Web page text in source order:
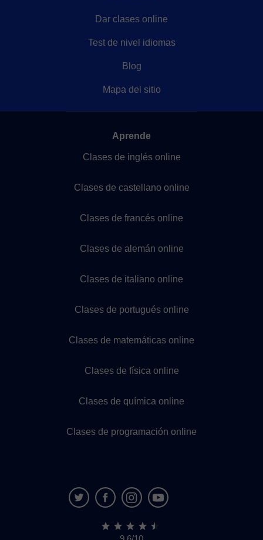
Dar clases online
Test de nivel idiomas
Blog
Mapa del sitio
Aprende
Clases de inglés online
Clases de castellano online
Clases de francés online
Clases de alemán online
Clases de italiano online
Clases de portugués online
Clases de matemáticas online
Clases de física online
Clases de química online
Clases de programación online